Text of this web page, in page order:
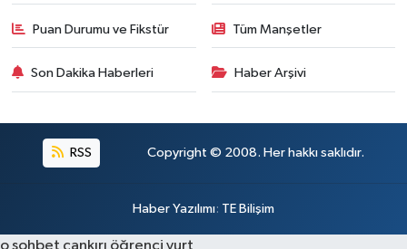
Puan Durumu ve Fikstür Tüm Manşetler
Son Dakika Haberleri Haber Arşivi
RSS Copyright © 2008. Her hakkı saklıdır.
Haber Yazılımı: TE Bilişim
o sohbet çankırı öğrenci yurt